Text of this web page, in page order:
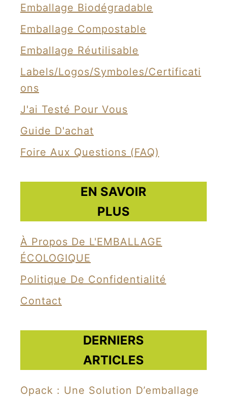
Emballage Biodégradable
Emballage Compostable
Emballage Réutilisable
Labels/Logos/Symboles/Certificati
Ons
J'ai Testé Pour Vous
Guide D'achat
Foire Aux Questions (FAQ)
EN SAVOIR
PLUS
À Propos De L'EMBALLAGE
ÉCOLOGIQUE
Politique De Confidentialité
Contact
DERNIERS
ARTICLES
Opack : Une Solution D’emballage